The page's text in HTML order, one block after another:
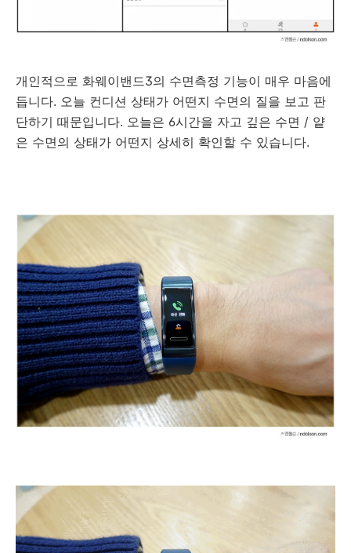
개인적으로 화웨이밴드3의 수면측정 기능이 매우 마음에
듭니다. 오늘 컨디션 상태가 어떤지 수면의 질을 보고 판
단하기 때문입니다. 오늘은 6시간을 자고 깊은 수면 / 얕
은 수면의 상태가 어떤지 상세히 확인할 수 있습니다.